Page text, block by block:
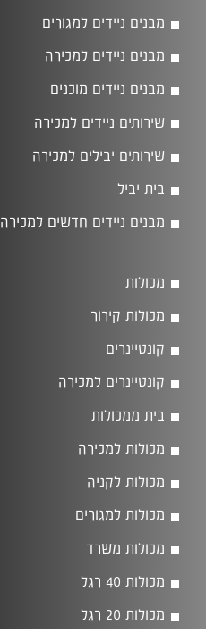
מבנים ניידים למגורים
מבנים ניידים למכירה
מבנים ניידים מוכנים
שירותים ניידים למכירה
שירותים יבילים למכירה
בית יביל
מבנים ניידים חדשים למכירה
מכולות
מכולות קירור
קונטיינרים
קונטיינרים למכירה
בית ממכולות
מכולות למכירה
מכולות לקניה
מכולות למגורים
מכולות משרד
מכולות 40 רגל
מכולות 20 רגל